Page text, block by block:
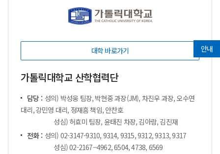
안내
대학 바로가기
가톨릭대학교 산학협력단
담당 : 성의) 박성웅 팀장, 박현중 과장(JM), 차진우 과장, 오수연
대리, 강민영 대리, 정재흠 책임, 안찬호
성심) 허효미 팀장, 윤태진 차장, 김아람, 김진재
전화 : 성의) 02-3147-9310, 9314, 9315, 9312, 9313, 9317
성심) 02-2167--4962, 6504, 4738, 6569